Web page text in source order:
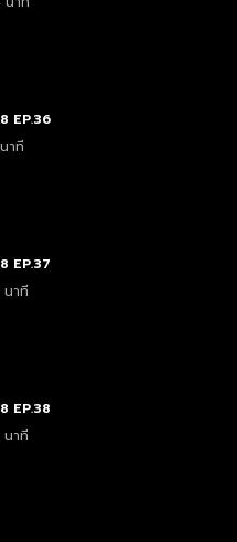
EP.36
าที
EP.37
นาที
EP.38
นาที